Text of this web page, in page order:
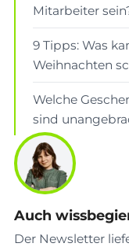
Mitarbeiter
9 Tipps: Was
Weihnachten
Welche
sind
Auch
Der Newsletter